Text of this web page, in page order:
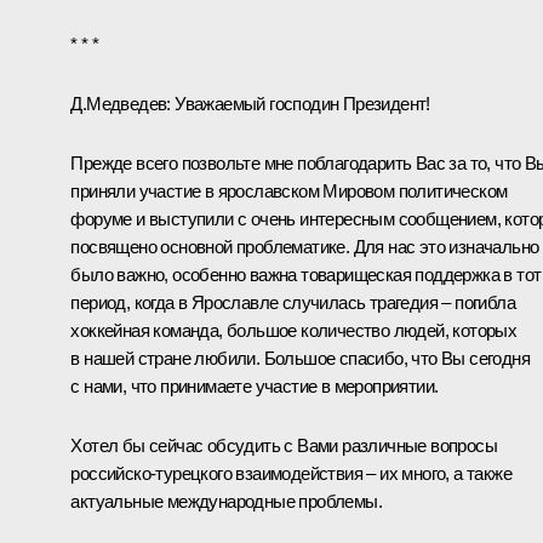
* * *
Д.Медведев: Уважаемый господин Президент!
Прежде всего позвольте мне поблагодарить Вас за то, что
приняли участие в ярославском Мировом политическом
форуме и выступили с очень интересным сообщением,
посвящено основной проблематике. Для нас это изначально
было важно, особенно важна товарищеская поддержка в тот
период, когда в Ярославле случилась трагедия – погибла
хоккейная команда, большое количество людей, которых
в нашей стране любили. Большое спасибо, что Вы сегодня
с нами, что принимаете участие в мероприятии.
Хотел бы сейчас обсудить с Вами различные вопросы
российско-турецкого взаимодействия – их много, а также
актуальные международные проблемы.